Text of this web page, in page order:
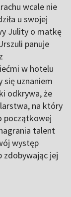
wcale nie
u swojej
Julity o matkę
panuje
w hotelu
się uznaniem
odkrywa, że
na który
początkowej
talent
występ
zdobywając jej